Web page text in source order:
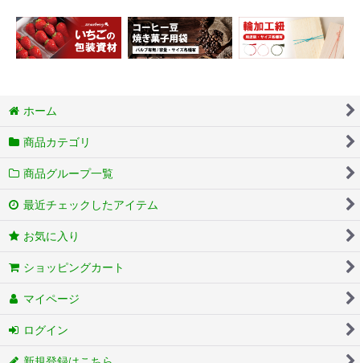
ホーム
商品カテゴリ
商品グループ一覧
最近チェックしたアイテム
お気に入り
ショッピングカート
マイページ
ログイン